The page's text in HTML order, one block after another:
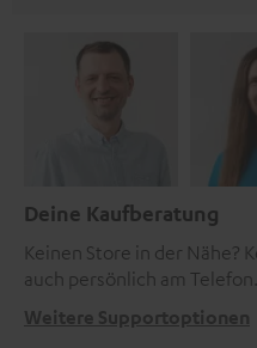
Deine Kaufberatung
Keinen Store in der Nähe?
auch persönlich am Telefon.
Weitere Supportoptionen